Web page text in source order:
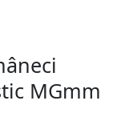
MGmm